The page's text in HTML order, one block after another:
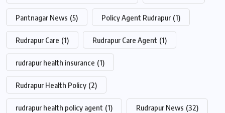
Pantnagar News (5) Policy Agent Rudrapur (1)
Rudrapur Care (1) Rudrapur Care Agent (1)
rudrapur health insurance (1)
Rudrapur Health Policy (2)
rudrapur health policy agent (1) Rudrapur News (32)